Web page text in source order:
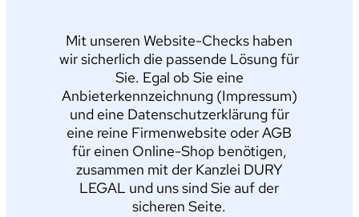
Mit unseren Website-Checks haben
wir sicherlich die passende Lösung für
Sie. Egal ob Sie eine
Anbieterkennzeichnung (Impressum)
und eine Datenschutzerklärung für
eine reine Firmenwebsite oder AGB
für einen Online-Shop benötigen,
zusammen mit der Kanzlei DURY
LEGAL und uns sind Sie auf der
sicheren Seite.